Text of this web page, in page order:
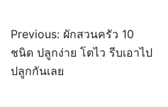
แนะแนว
เรื่อง
Previous: ผักสวนครัว 10
ชนิด ปลูกง่าย โตไว รีบเอาไป
ปลูกกันเลย